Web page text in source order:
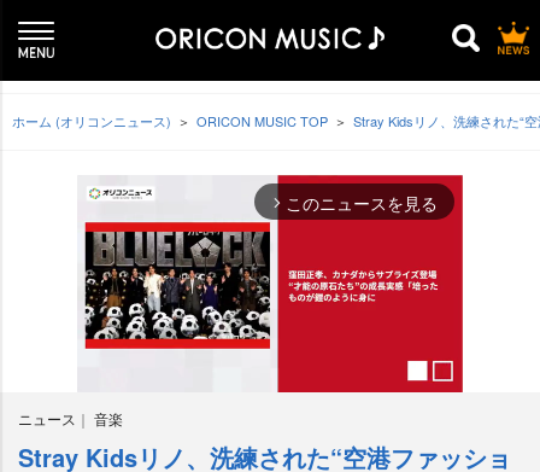
ホーム (オリコンニュース) ORICON MUSIC TOP Stray Kidsリノ、洗練された“
arrow_forward_ios このニュースを見る
M
ニュース 音楽
Stray Kidsリノ、洗練された“空港ファッショ